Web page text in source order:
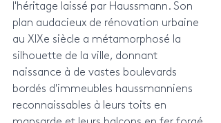
l'héritage laissé par Haussmann. Son
plan audacieux de rénovation urbaine
au XIXe siècle a métamorphosé la
silhouette de la ville, donnant
naissance à de vastes boulevards
bordés d'immeubles haussmanniens
reconnaissables à leurs toits en